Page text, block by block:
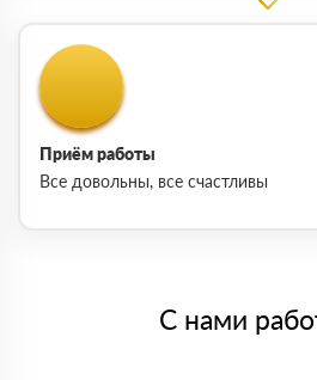
Приём работы
Все довольны, все счастливы
С нами